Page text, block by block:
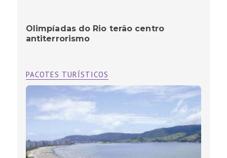
Olimpíadas do Rio terão centro
antiterrorismo
PACOTES TURÍSTICOS